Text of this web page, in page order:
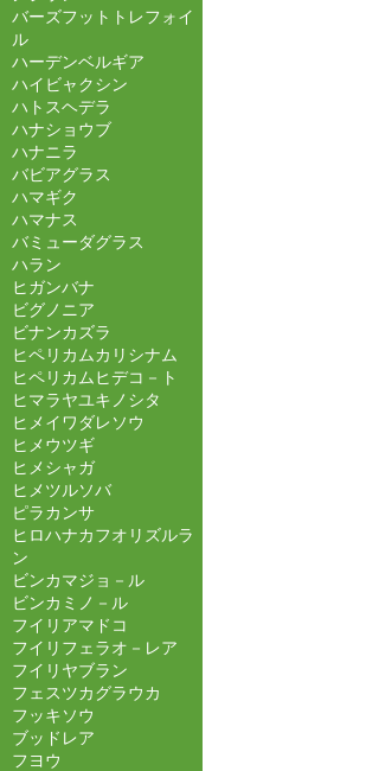
バーズフットトレフォイ
ル
ハーデンベルギア
ハイビャクシン
ハトスヘデラ
ハナショウブ
ハナニラ
バビアグラス
ハマギク
ハマナス
バミューダグラス
ハラン
ヒガンバナ
ビグノニア
ビナンカズラ
ヒペリカムカリシナム
ヒペリカムヒデコ－ト
ヒマラヤユキノシタ
ヒメイワダレソウ
ヒメウツギ
ヒメシャガ
ヒメツルソバ
ピラカンサ
ヒロハナカフオリズルラ
ン
ビンカマジョ－ル
ビンカミノ－ル
フイリアマドコ
フイリフェラオ－レア
フイリヤブラン
フェスツカグラウカ
フッキソウ
ブッドレア
フヨウ